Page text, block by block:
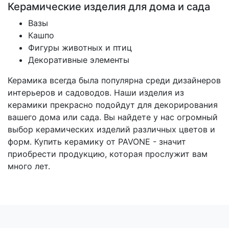
Керамические изделия для дома и сада
Вазы
Кашпо
Фигуры животных и птиц
Декоративные элементы
Керамика всегда была популярна среди дизайнеров
интерьеров и садоводов. Наши изделия из
керамики прекрасно подойдут для декорирования
вашего дома или сада. Вы найдете у нас огромный
выбор керамических изделий различных цветов и
форм. Купить керамику от PAVONE - значит
приобрести продукцию, которая прослужит вам
много лет.